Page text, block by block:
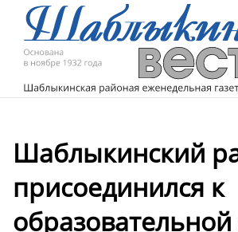
Шаблыкинский
присоединился к